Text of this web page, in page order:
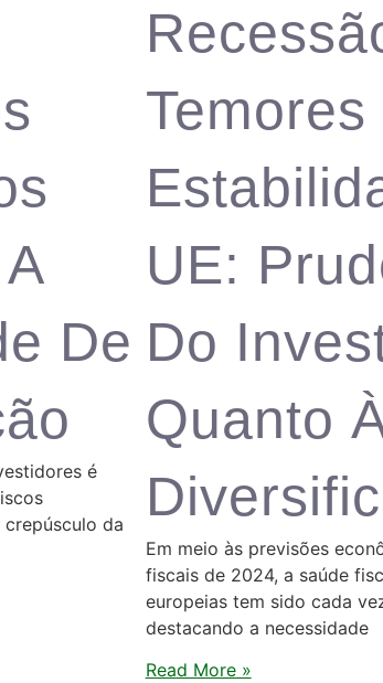
De
é
da
Temores
UE:
Do
Quanto
Em meio às previsões
fiscais de 2024, a saúde
europeias tem sido cada
destacando a necessidade
Read More »